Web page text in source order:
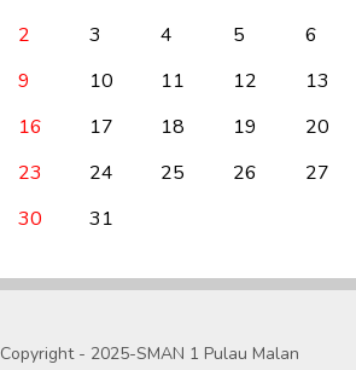
2
3 4 5 6
9
10 11 12 13
16
17 18 19 20
23
24 25 26 27
30
31
Copyright - 2025-SMAN 1 Pulau Malan